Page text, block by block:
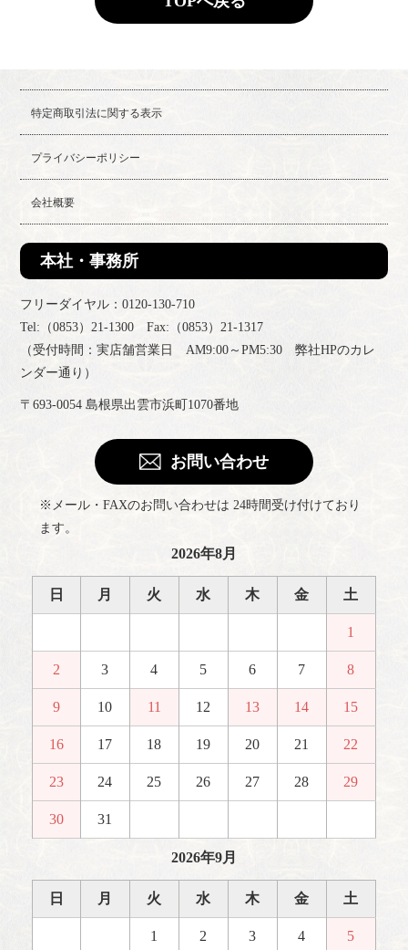
特定商取引法に関する表示
プライバシーポリシー
会社概要
本社・事務所
フリーダイヤル：0120-130-710
Tel:（0853）21-1300 Fax:（0853）21-1317
（受付時間：実店舗営業日 AM9:00～PM5:30 弊社HPのカレ
ンダー通り）
〒693-0054 島根県出雲市浜町1070番地
お問い合わせ
※メール・FAXのお問い合わせは 24時間受け付けており
ます。
2026年8月
日 月 火 水 木 金 土
1
2 3 4 5 6 7 8
9 10 11 12 13 14 15
16 17 18 19 20 21 22
23 24 25 26 27 28 29
30 31
2026年9月
日 月 火 水 木 金 土
1 2 3 4 5